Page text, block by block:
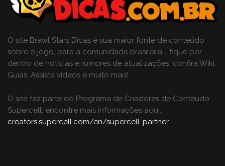
O site Brawl Stars Dicas é sua maior fonte de conteúdo
sobre o jogo, para a comunidade brasileira - fique por
dentro de notícias e rumores de atualizações, confira Wiki,
Guias, Assista vídeos e muito mais!
O site faz parte do Programa de Criadores de Conteúdo
Supercell; encontre mais informações aqui:
creators.supercell.com/en/supercell-partner.